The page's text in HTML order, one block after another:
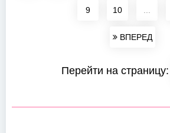
9 10 ...
ВПЕРЕД
Перейти на страницу: